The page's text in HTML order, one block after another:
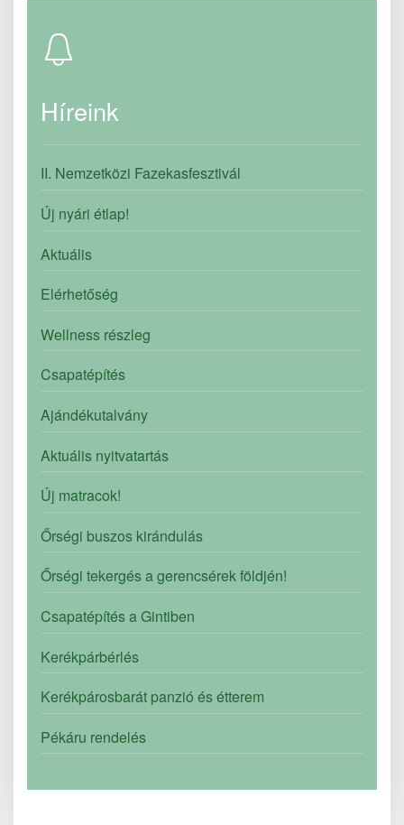
Híreink
II. Nemzetközi Fazekasfesztivál
Új nyári étlap!
Aktuális
Elérhetőség
Wellness részleg
Csapatépítés
Ajándékutalvány
Aktuális nyitvatartás
Új matracok!
Őrségi buszos kirándulás
Őrségi tekergés a gerencsérek földjén!
Csapatépítés a Gintiben
Kerékpárbérlés
Kerékpárosbarát panzió és étterem
Pékáru rendelés